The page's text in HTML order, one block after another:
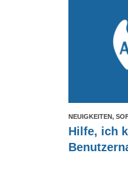
NEUIGKEITEN,
Hilfe, ich